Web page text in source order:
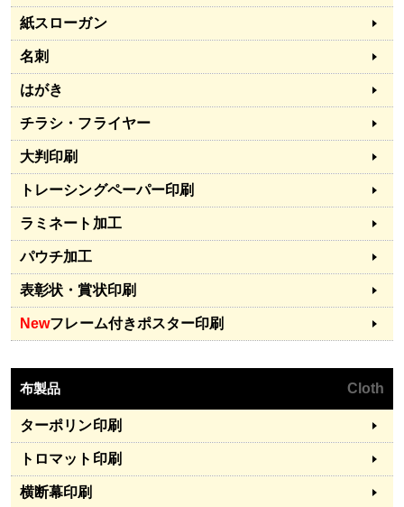
紙スローガン
名刺
はがき
チラシ・フライヤー
大判印刷
トレーシングペーパー印刷
ラミネート加工
パウチ加工
表彰状・賞状印刷
Newフレーム付きポスター印刷
布製品 Cloth
ターポリン印刷
トロマット印刷
横断幕印刷